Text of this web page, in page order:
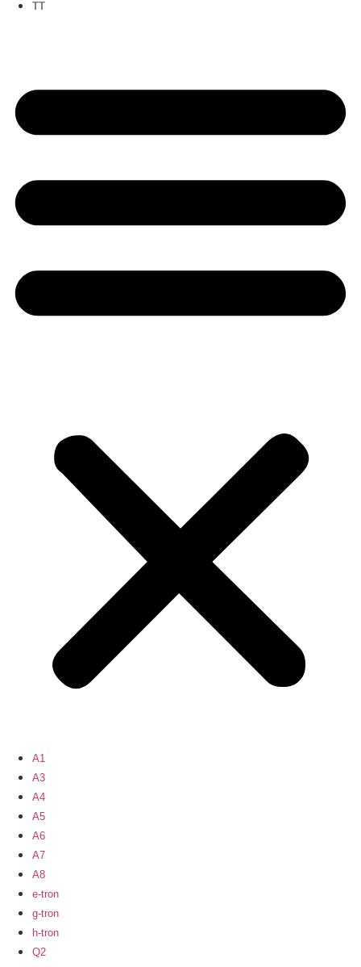
TT
A1
A3
A4
A5
A6
A7
A8
e-tron
g-tron
h-tron
Q2